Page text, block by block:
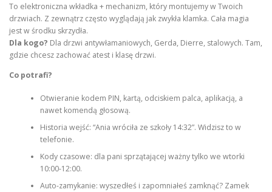
To elektroniczna wkładka + mechanizm, który montujemy w Twoich
drzwiach. Z zewnątrz często wyglądają jak zwykła klamka. Cała magia
jest w środku skrzydła.
Dla kogo? Dla drzwi antywłamaniowych, Gerda, Dierre, stalowych. Tam,
gdzie chcesz zachować atest i klasę drzwi.
Co potrafi?
Otwieranie kodem PIN, kartą, odciskiem palca, aplikacją, a
nawet komendą głosową.
Historia wejść: “Ania wróciła ze szkoły 14:32”. Widzisz to w
telefonie.
Kody czasowe: dla pani sprzątającej ważny tylko we wtorki
10:00-12:00.
Auto-zamykanie: wyszedłeś i zapomniałeś zamknąć? Zamek